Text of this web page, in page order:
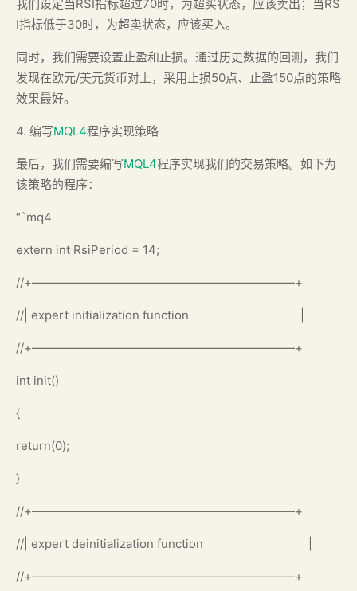
我们设定当RSI指标超过70时，为超买状态，应该卖出；当RS
I指标低于30时，为超卖状态，应该买入。
同时，我们需要设置止盈和止损。通过历史数据的回测，我们
发现在欧元/美元货币对上，采用止损50点、止盈150点的策略
效果最好。
4. 编写MQL4程序实现策略
最后，我们需要编写MQL4程序实现我们的交易策略。如下为
该策略的程序：
“`mq4
extern int RsiPeriod = 14;
//+——————————————————————+
//| expert initialization function |
//+——————————————————————+
int init()
{
return(0);
}
//+——————————————————————+
//| expert deinitialization function |
//+——————————————————————+